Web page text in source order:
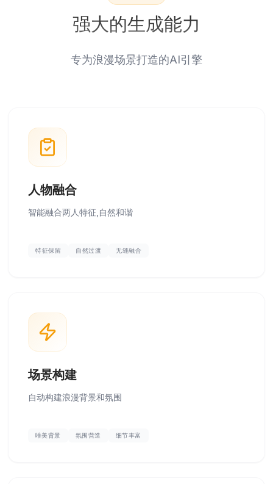
强大的生成能力
专为浪漫场景打造的AI引擎
人物融合
智能融合两人特征,自然和谐
特征保留 自然过渡 无缝融合
场景构建
自动构建浪漫背景和氛围
唯美背景 氛围营造 细节丰富